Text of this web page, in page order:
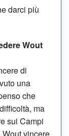
darci più
Wout
di
una
che
ma
sui Campi
vincere